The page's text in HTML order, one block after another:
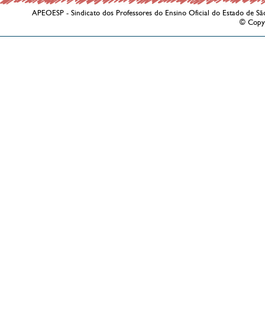
APEOESP - Sindicato dos Professores do Ensino Oficial do Estado de
©